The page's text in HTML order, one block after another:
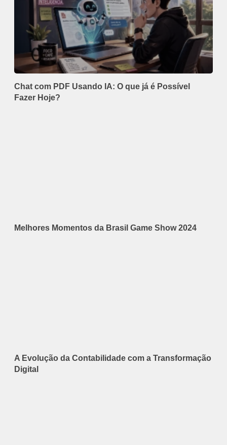
Chat com PDF Usando IA: O que já é Possível
Fazer Hoje?
Melhores Momentos da Brasil Game Show 2024
A Evolução da Contabilidade com a Transformação
Digital